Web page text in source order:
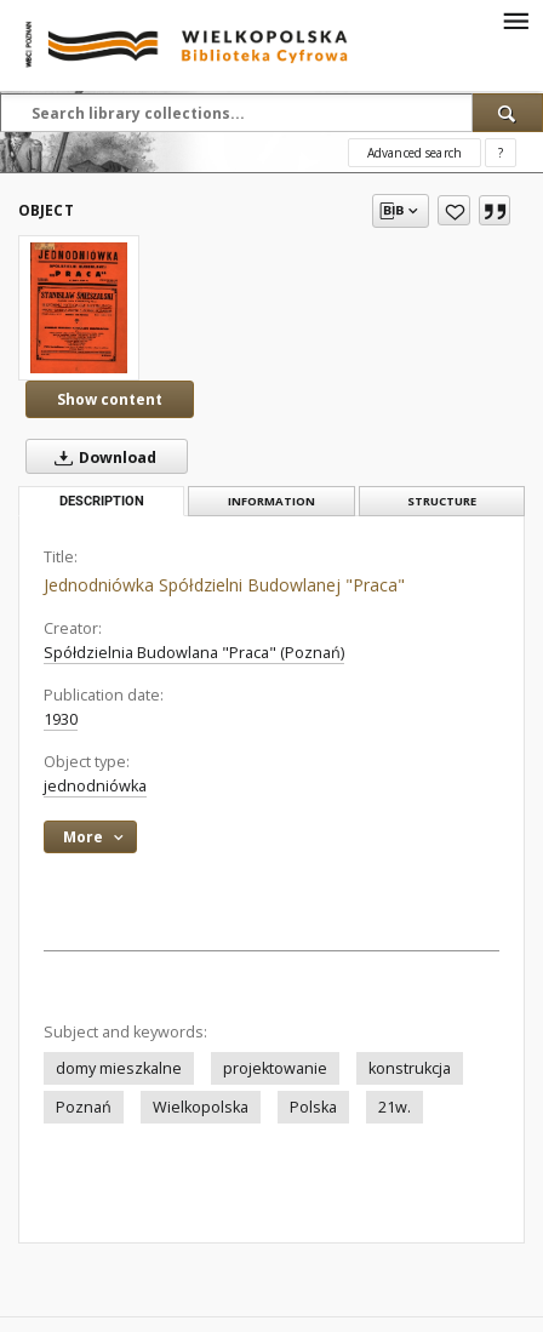
Advanced search ?
OBJECT
Show content
Download
DESCRIPTION INFORMATION STRUCTURE
Title:
Jednodniówka Spółdzielni Budowlanej "Praca"
Creator:
Spółdzielnia Budowlana "Praca" (Poznań)
Publication date:
1930
Object type:
jednodniówka
More
Subject and keywords:
domy mieszkalne
projektowanie
konstrukcja
Poznań
Wielkopolska Polska 21w.